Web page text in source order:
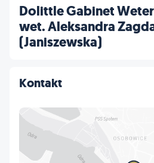
Dolittle Gabinet
wet. Aleksandra
(Janiszewska)
Kontakt